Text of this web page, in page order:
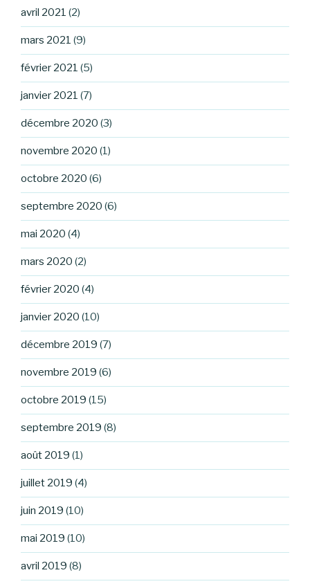
avril 2021 (2)
mars 2021 (9)
février 2021 (5)
janvier 2021 (7)
décembre 2020 (3)
novembre 2020 (1)
octobre 2020 (6)
septembre 2020 (6)
mai 2020 (4)
mars 2020 (2)
février 2020 (4)
janvier 2020 (10)
décembre 2019 (7)
novembre 2019 (6)
octobre 2019 (15)
septembre 2019 (8)
août 2019 (1)
juillet 2019 (4)
juin 2019 (10)
mai 2019 (10)
avril 2019 (8)